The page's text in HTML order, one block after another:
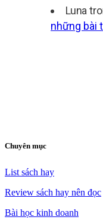
Luna
những bài
Chuyên mục
List sách hay
Review sách hay nên đọc
Bài học kinh doanh